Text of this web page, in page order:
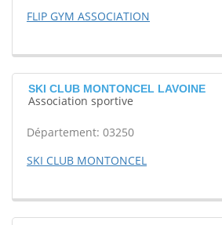
FLIP GYM ASSOCIATION
SKI CLUB MONTONCEL LAVOINE
Association sportive
Département: 03250
SKI CLUB MONTONCEL